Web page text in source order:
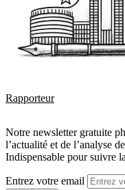
Rapporteur
Notre newsletter gratuite
l’actualité et de l’analyse
Indispensable pour suivre
Entrez votre email